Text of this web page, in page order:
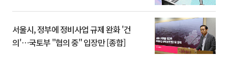
서울시, 정부에 정비사업 규제 완화 '건
의'⋯국토부 "협의 중" 입장만 [종합]